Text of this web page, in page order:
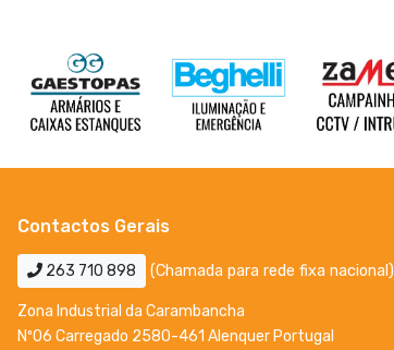
Contactos Gerais
263 710 898 (Chamada para rede fixa nacional)
Zona Industrial da Carambancha
Nº06 Carregado 2580-461 Alenquer Portugal